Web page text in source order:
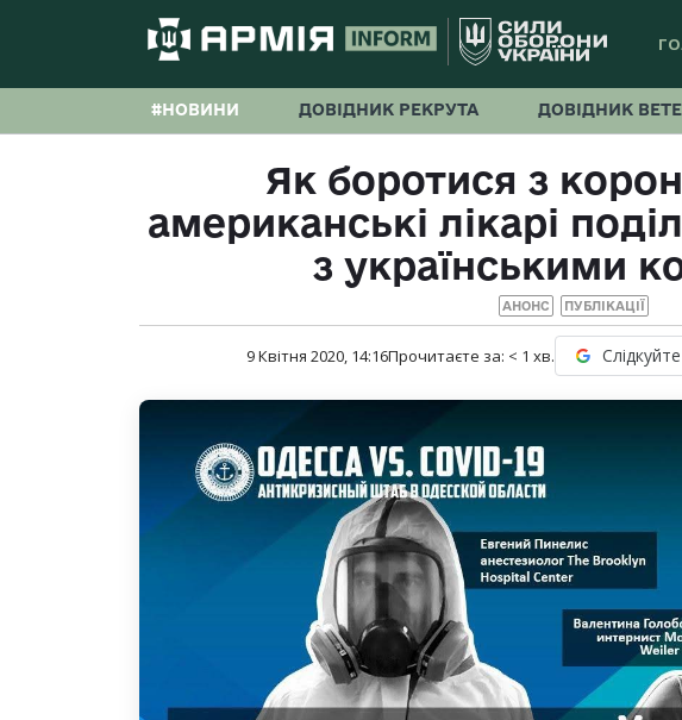
#НОВИНИ ДОВІДНИК РЕКРУТА ДОВІДНИК
Як боротися з
американські лікарі
з українськими
АНОНС ПУБЛІКАЦІЇ
9 Квітня 2020, 14:16Прочитаєте за: < 1 хв.